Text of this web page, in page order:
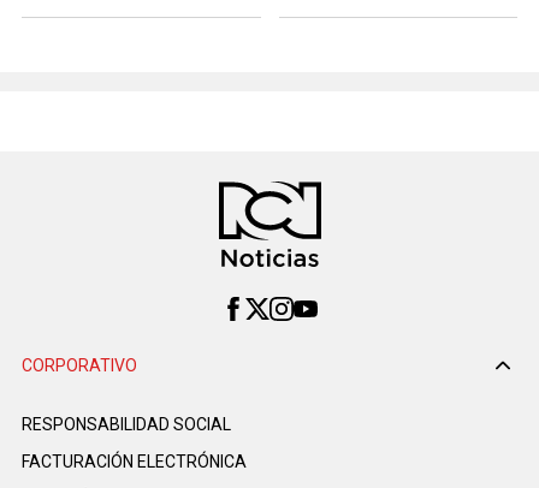
CORPORATIVO
RESPONSABILIDAD SOCIAL
FACTURACIÓN ELECTRÓNICA